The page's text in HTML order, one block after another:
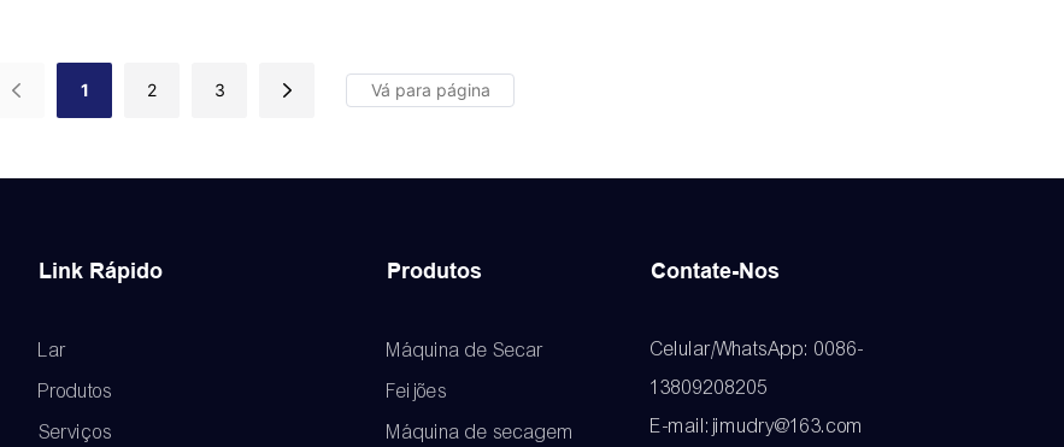
A umidade foi completamente dissipada pelo vento.
Os casulos estão intactos e limpos.
1 2 3
Link Rápido
Lar
Produtos
Serviços
Produtos
Máquina de Secar
Feijões
Máquina de secagem
Contate-Nos
Celular/WhatsApp: 0086-
13809208205
E-mail:jimudry@163.com